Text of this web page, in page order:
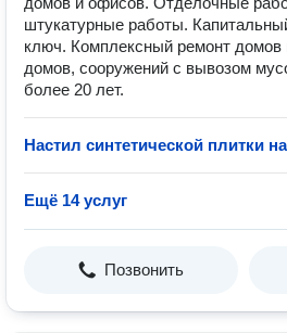
штукатурные работы.
ключ. Комплексный ремонт домов
домов, сооружений с вывозом
более 20 лет.
Настил синтетической плитки
Ещё 14 услуг
Позвонить